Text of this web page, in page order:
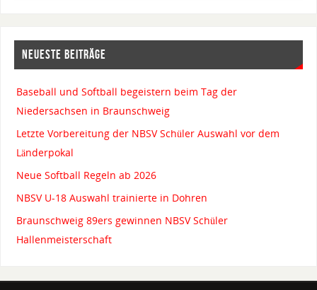
NEUESTE BEITRÄGE
Baseball und Softball begeistern beim Tag der
Niedersachsen in Braunschweig
Letzte Vorbereitung der NBSV Schüler Auswahl vor dem
Länderpokal
Neue Softball Regeln ab 2026
NBSV U-18 Auswahl trainierte in Dohren
Braunschweig 89ers gewinnen NBSV Schüler
Hallenmeisterschaft